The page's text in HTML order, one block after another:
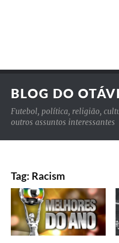
BLOG DO
Futebol, política, religião,
outros assuntos interessantes
Tag: Racism